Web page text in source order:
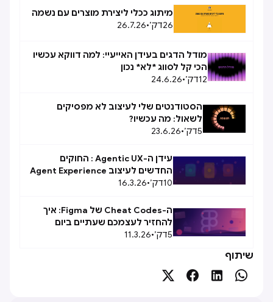
מיתוג ככלי ליצירת מוצרים עם נשמה
26דק׳•
26.7.26
מודל הדגים בעידן האייעיי: למה דווקא עכשיו
הכי קל לסווג *לא* נכון
12דק׳•
24.6.26
הסטודנטים שלי לעיצוב לא מפסיקים
לשאול: מה עכשיו?
5דק׳•
23.6.26
עידן ה-Agentic UX : החוקים
החדשים לעיצוב Agent Experience
(AX)
10דק׳•
16.3.26
ה-Cheat Codes של Figma: איך
להחזיר לעצמכם שעתיים ביום
5דק׳•
11.3.26
שיתוף



